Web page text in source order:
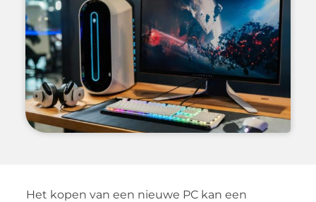
Het kopen van een nieuwe PC kan een